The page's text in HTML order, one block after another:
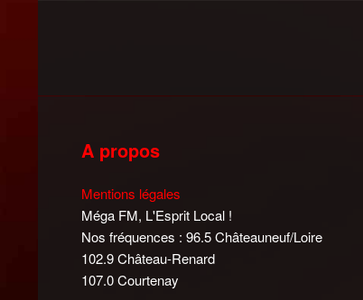
A propos
Mentions légales
Méga FM, L'Esprit Local !
Nos fréquences : 96.5 Châteauneuf/Loire
102.9 Château-Renard
107.0 Courtenay